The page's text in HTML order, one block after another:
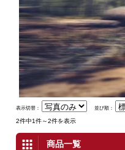
表示切替： 並び順：
2件中1件～2件を表示
商品一覧